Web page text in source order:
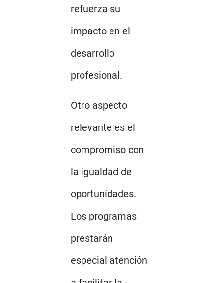
refuerza su
impacto en el
desarrollo
profesional.
Otro aspecto
relevante es el
compromiso con
la igualdad de
oportunidades.
Los programas
prestarán
especial atención